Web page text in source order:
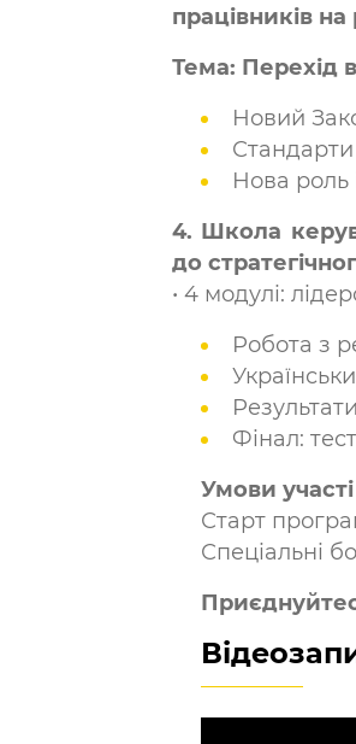
працівників на
Тема: Перехід
Новий
Стандарти
Нова роль
4. Школа
до
• 4 модулі:
Робота з
Фінал:
Умови
Старт
Спеціальні